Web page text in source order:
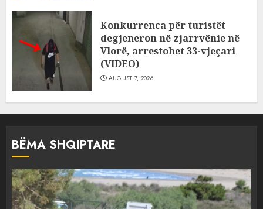
Konkurrenca për turistët
degjeneron në zjarrvënie në
Vlorë, arrestohet 33-vjeçari
(VIDEO)
AUGUST 7, 2026
BËMA SHQIPTARE